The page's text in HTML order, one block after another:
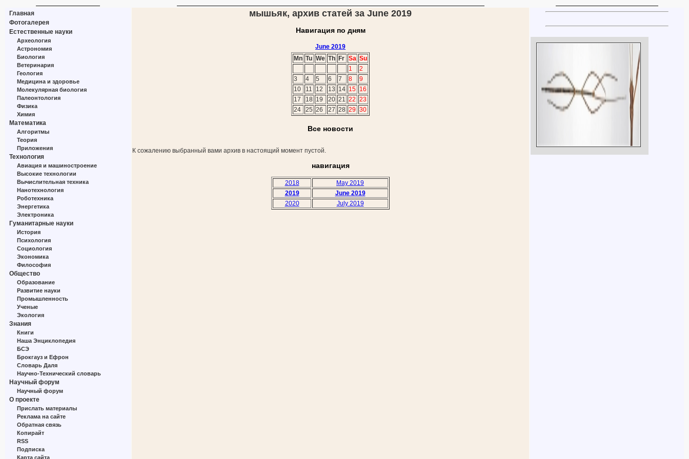
Главная
Фотогалерея
Естественные науки
Археология
Астрономия
Биология
Ветеринария
Геология
Медицина и здоровье
Молекулярная биология
Палеонтология
Физика
Химия
Математика
Алгоритмы
Теория
Приложения
Технология
Авиация и машиностроение
Высокие технологии
Вычислительная техника
Нанотехнология
Роботехника
Энергетика
Электроника
Гуманитарные науки
История
Психология
Социология
Экономика
Философия
Общество
Образование
Развитие науки
Промышленность
Ученые
Экология
Знания
Книги
Наша Энциклопедия
БСЭ
Брокгауз и Ефрон
Словарь Даля
Научно-Технический словарь
Научный форум
Научный форум
О проекте
Прислать материалы
Реклама на сайте
Обратная связь
Копирайт
RSS
Подписка
Карта сайта
мышьяк, архив статей за June 2019
Навигация по дням
June 2019
Mn Tu We Th Fr Sa Su
1
2
3
4 5 6 7 8
9
10
11 12 13 14 15 16
17
18 19 20 21 22 23
24
25 26 27 28 29 30
Все новости
К сожалению выбранный вами архив в настоящий момент пустой.
навигация
2018
May 2019
2019
June 2019
2020
July 2019